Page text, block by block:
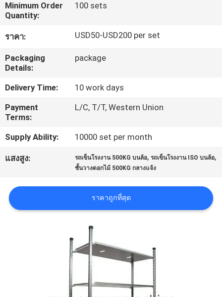
ทัวร์
ควบคุม
คุณภาพ
ติดต่อ
เรา
ข่าว
Minimum Order
Quantity:
100 sets
ราคา: USD50-USD200 per set
Packaging
Details:
package
Delivery Time:
10 work days
Payment
Terms:
L/C, T/T, Western Union
Supply Ability: 10000 set per month
แสงสูง: รถเข็นโรงงาน 500KG บนล้อ,รถเข็นโรงงาน ISO บนล้อ,
ชั้นวางดอกไม้ 500KG กลางแจ้ง
ราคาถูกที่สุด